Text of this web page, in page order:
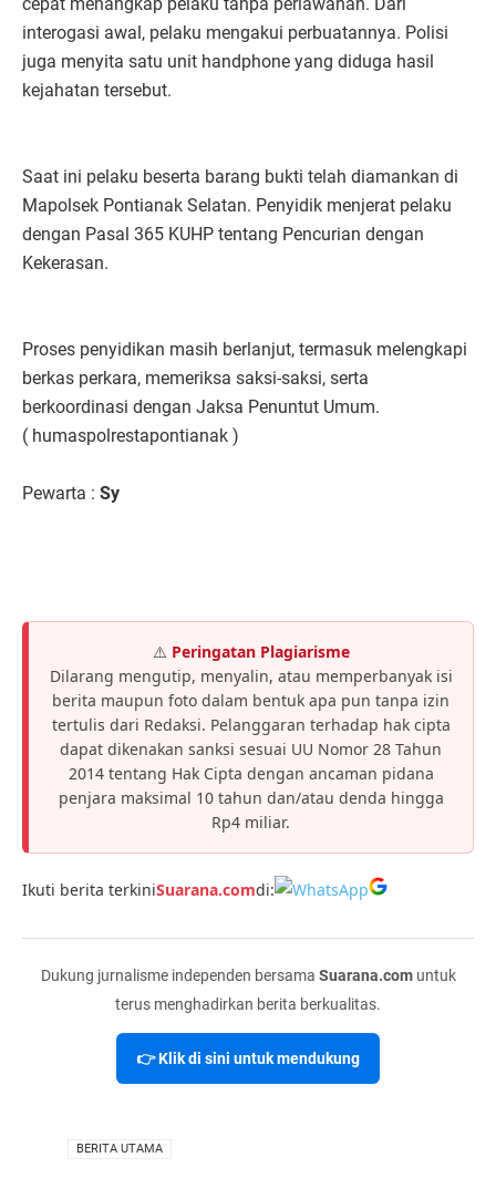
interogasi awal, pelaku mengakui perbuatannya. Polisi
juga menyita satu unit handphone yang diduga hasil
kejahatan tersebut.
Saat ini pelaku beserta barang bukti telah diamankan di
Mapolsek Pontianak Selatan. Penyidik menjerat pelaku
dengan Pasal 365 KUHP tentang Pencurian dengan
Kekerasan.
Proses penyidikan masih berlanjut, termasuk melengkapi
berkas perkara, memeriksa saksi-saksi, serta
berkoordinasi dengan Jaksa Penuntut Umum.
( humaspolrestapontianak )
Pewarta : Sy
⚠️ Peringatan Plagiarisme
Dilarang mengutip, menyalin, atau memperbanyak isi
berita maupun foto dalam bentuk apa pun tanpa izin
tertulis dari Redaksi. Pelanggaran terhadap hak cipta
dapat dikenakan sanksi sesuai UU Nomor 28 Tahun
2014 tentang Hak Cipta dengan ancaman pidana
penjara maksimal 10 tahun dan/atau denda hingga
Rp4 miliar.
Ikuti berita terkiniSuarana.comdi:
Dukung jurnalisme independen bersama Suarana.comuntuk
terus menghadirkan berita berkualitas.
👉 Klik di sini untuk mendukung
BERITA UTAMA